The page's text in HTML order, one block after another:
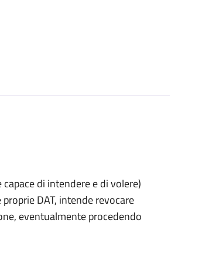
di intendere e di volere)
DAT, intende revocare
eventualmente procedendo